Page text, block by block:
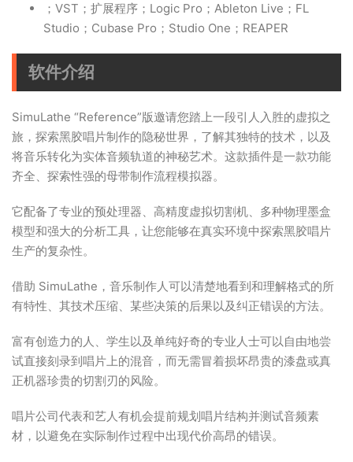
；VST；扩展程序；Logic Pro；Ableton Live；FL
Studio；Cubase Pro；Studio One；REAPER
软件介绍
SimuLathe “Reference”版邀请您踏上一段引人入胜的虚拟之
旅，探索黑胶唱片制作的隐秘世界，了解其独特的技术，以及
将音乐转化为实体音频轨道的神秘艺术。这款插件是一款功能
齐全、探索性强的母带制作流程模拟器。
它配备了专业的预处理器、高精度虚拟切割机、多种物理墨盒
模型和强大的分析工具，让您能够在真实环境中探索黑胶唱片
生产的复杂性。
借助 SimuLathe，音乐制作人可以清楚地看到和理解格式的所
有特性、其技术压缩、某些决策的后果以及纠正错误的方法。
富有创造力的人、学生以及单纯好奇的专业人士可以自由地尝
试直接刻录到唱片上的混音，而无需冒着损坏昂贵的漆盘或真
正机器珍贵的切割刃的风险。
唱片公司代表和艺人有机会提前规划唱片结构并测试音频素
材，以避免在实际制作过程中出现代价高昂的错误。